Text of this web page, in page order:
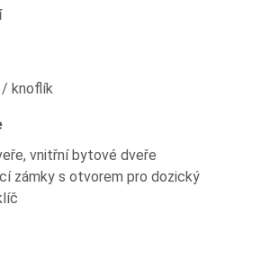
/ knoflík
vnitřní bytové dveře
zámky s otvorem pro dozický